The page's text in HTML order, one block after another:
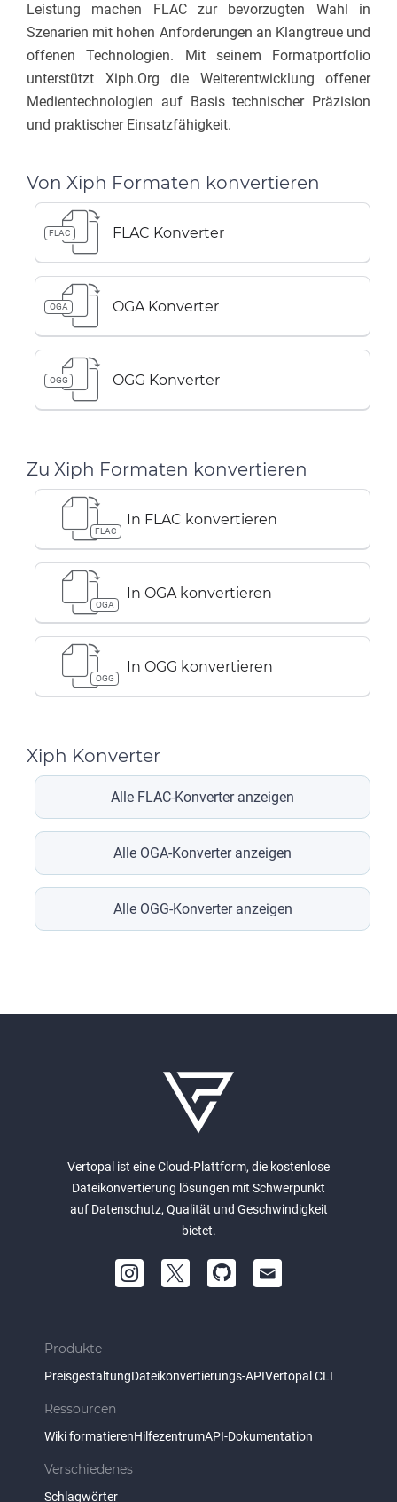
Leistung machen FLAC zur bevorzugten Wahl in
Szenarien mit hohen Anforderungen an Klangtreue und
offenen Technologien. Mit seinem Formatportfolio
unterstützt Xiph.Org die Weiterentwicklung offener
Medientechnologien auf Basis technischer Präzision
und praktischer Einsatzfähigkeit.
Von Xiph Formaten konvertieren
FLAC FLAC Konverter
OGA OGA Konverter
OGG OGG Konverter
Zu Xiph Formaten konvertieren
FLAC
In FLAC konvertieren
OGA
In OGA konvertieren
OGG
In OGG konvertieren
Xiph Konverter
Alle FLAC-Konverter anzeigen
Alle OGA-Konverter anzeigen
Alle OGG-Konverter anzeigen
Vertopal ist eine Cloud-Plattform, die kostenlose
Dateikonvertierung lösungen mit Schwerpunkt
auf Datenschutz, Qualität und Geschwindigkeit
bietet.
Produkte
PreisgestaltungDateikonvertierungs-APIVertopal CLI
Ressourcen
Wiki formatierenHilfezentrumAPI-Dokumentation
Verschiedenes
Schlagwörter